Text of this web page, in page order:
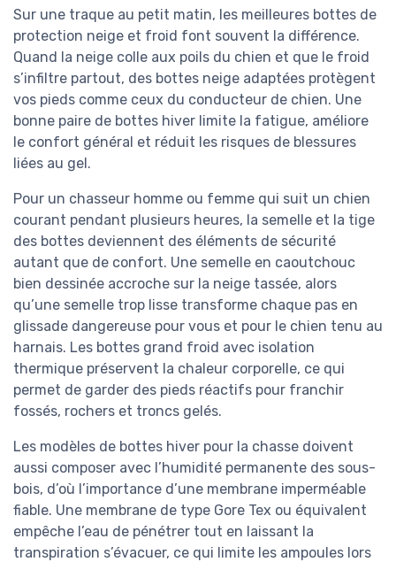
Sur une traque au petit matin, les meilleures bottes de
protection neige et froid font souvent la différence.
Quand la neige colle aux poils du chien et que le froid
s’infiltre partout, des bottes neige adaptées protègent
vos pieds comme ceux du conducteur de chien. Une
bonne paire de bottes hiver limite la fatigue, améliore
le confort général et réduit les risques de blessures
liées au gel.
Pour un chasseur homme ou femme qui suit un chien
courant pendant plusieurs heures, la semelle et la tige
des bottes deviennent des éléments de sécurité
autant que de confort. Une semelle en caoutchouc
bien dessinée accroche sur la neige tassée, alors
qu’une semelle trop lisse transforme chaque pas en
glissade dangereuse pour vous et pour le chien tenu au
harnais. Les bottes grand froid avec isolation
thermique préservent la chaleur corporelle, ce qui
permet de garder des pieds réactifs pour franchir
fossés, rochers et troncs gelés.
Les modèles de bottes hiver pour la chasse doivent
aussi composer avec l’humidité permanente des sous-
bois, d’où l’importance d’une membrane imperméable
fiable. Une membrane de type Gore Tex ou équivalent
empêche l’eau de pénétrer tout en laissant la
transpiration s’évacuer, ce qui limite les ampoules lors